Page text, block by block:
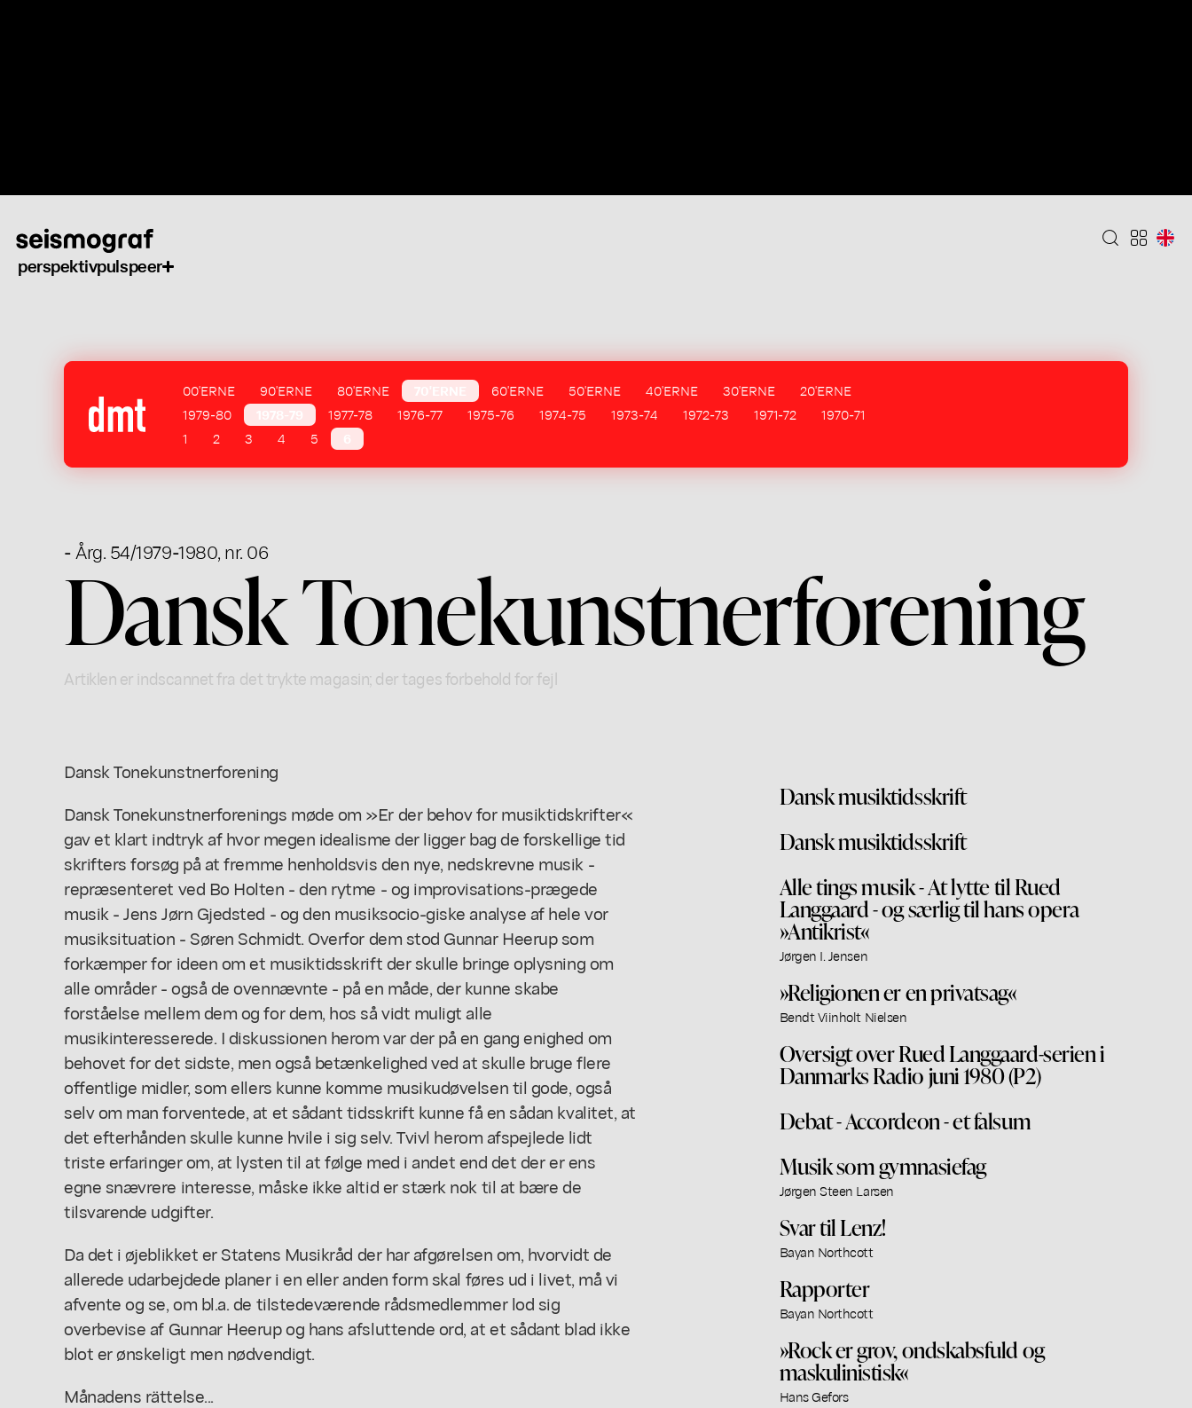
perspektivpulspeer
00'ERNE 90'ERNE 80'ERNE 60'ERNE 50'ERNE 40'ERNE 30'ERNE
20'ERNE
1979-80
1977-78 1976-77 1975-76 1974-75 1973-74 1972-73 1971-72
1970-71
1
2 3 4 5
- Årg. 54/1979-1980, nr. 06
Dansk Tonekunstnerforening
Artiklen er indscannet fra det trykte magasin; der tages forbehold for fejl
Dansk Tonekunstnerforening
Dansk Tonekunstnerforenings møde om »Er der behov for musiktidskrifter«
gav et klart indtryk af hvor megen idealisme der ligger bag de forskellige tid
skrifters forsøg på at fremme henholdsvis den nye, nedskrevne musik -
repræsenteret ved Bo Holten - den rytme - og improvisations-prægede
musik - Jens Jørn Gjedsted - og den musiksocio-giske analyse af hele vor
musiksituation - Søren Schmidt. Overfor dem stod Gunnar Heerup som
forkæmper for ideen om et musiktidsskrift der skulle bringe oplysning om
alle områder - også de ovennævnte - på en måde, der kunne skabe
forståelse mellem dem og for dem, hos så vidt muligt alle
musikinteresserede. I diskussionen herom var der på en gang enighed om
behovet for det sidste, men også betænkelighed ved at skulle bruge flere
offentlige midler, som ellers kunne komme musikudøvelsen til gode, også
selv om man forventede, at et sådant tidsskrift kunne få en sådan kvalitet, at
det efterhånden skulle kunne hvile i sig selv. Tvivl herom afspejlede lidt
triste erfaringer om, at lysten til at følge med i andet end det der er ens
egne snævrere interesse, måske ikke altid er stærk nok til at bære de
tilsvarende udgifter.
Da det i øjeblikket er Statens Musikråd der har afgørelsen om, hvorvidt de
allerede udarbejdede planer i en eller anden form skal føres ud i livet, må vi
afvente og se, om bl.a. de tilstedeværende rådsmedlemmer lod sig
overbevise af Gunnar Heerup og hans afsluttende ord, at et sådant blad ikke
blot er ønskeligt men nødvendigt.
Månadens rättelse...
Dansk musiktidsskrift
Dansk musiktidsskrift
Alle tings musik - At lytte til Rued
Langgaard - og særlig til hans opera
»Antikrist«
Jørgen I. Jensen
»Religionen er en privatsag«
Bendt Viinholt Nielsen
Oversigt over Rued Langgaard-serien i
Danmarks Radio juni 1980 (P2)
Debat - Accordeon - et falsum
Musik som gymnasiefag
Jørgen Steen Larsen
Svar til Lenz!
Bayan Northcott
Rapporter
Bayan Northcott
»Rock er grov, ondskabsfuld og
maskulinistisk«
Hans Gefors